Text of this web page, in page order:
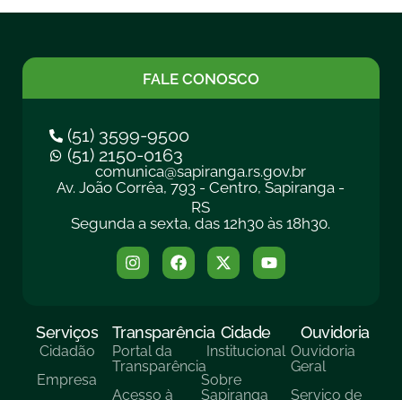
FALE CONOSCO
(51) 3599-9500
(51) 2150-0163
comunica@sapiranga.rs.gov.br
Av. João Corrêa, 793 - Centro, Sapiranga -
RS
Segunda a sexta, das 12h30 às 18h30.
Serviços
Cidadão
Empresa
Transparência
Portal da
Transparência
Acesso à
Cidade
Institucional
Sobre
Sapiranga
Ouvidoria
Ouvidoria
Geral
Serviço de